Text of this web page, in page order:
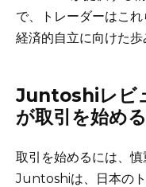
で、トレーダーはこれ
経済的自立に向けた歩
Juntoshiレビ
が取引を始め
取引を始めるには、慎
Juntoshiは、日本の